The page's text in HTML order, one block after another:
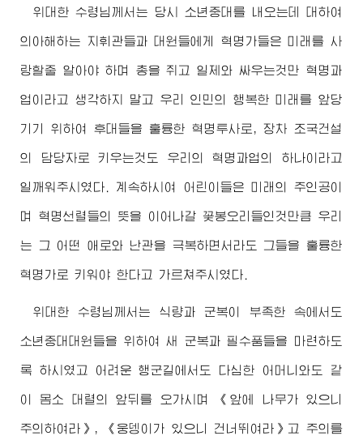
위대한 수령님 께서는 당시 소년중대를 내오는데 대하여
의아해하는 지휘관들과 대원들에게 혁명가들은 미래를 사
랑할줄 알아야 하며 총을 쥐고 일제와 싸우는것만 혁명과
업이라고 생각하지 말고 우리 인민의 행복한 미래를 앞당
기기 위하여 후대들을 훌륭한 혁명투사로, 장차 조국건설
의 담당자로 키우는것도 우리의 혁명과업의 하나이라고
일깨워주시였다. 계속하시여 어린이들은 미래의 주인공이
며 혁명선렬들의 뜻을 이어나갈 꽃봉오리들인것만큼 우리
는 그 어떤 애로와 난관을 극복하면서라도 그들을 훌륭한
혁명가로 키워야 한다고 가르쳐주시였다.
위대한 수령님 께서는 식량과 군복이 부족한 속에서도
소년중대대원들을 위하여 새 군복과 필수품들을 마련하도
록 하시였고 어려운 행군길에서도 다심한 어머니와도 같
이 몸소 대렬의 앞뒤를 오가시며 《앞에 나무가 있으니
주의하여라》, 《웅뎅이가 있으니 건너뛰여라》고 주의를